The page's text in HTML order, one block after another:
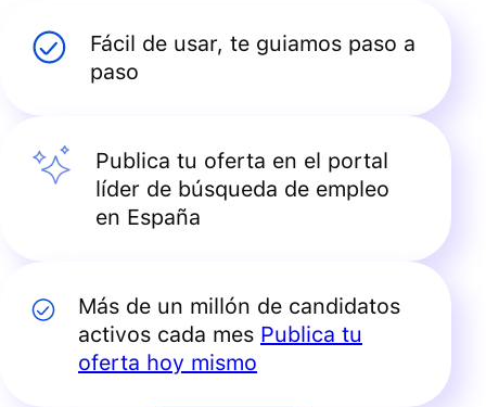
Fácil de usar, te guiamos paso a
paso
Publica tu oferta en el portal
líder de búsqueda de empleo
en España
Más de un millón de candidatos
activos cada mes Publica tu
oferta hoy mismo